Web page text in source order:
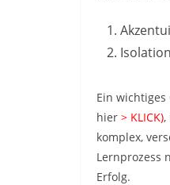
Ein
hier > KLICK),
komplex,
Lernprozess
Erfolg.